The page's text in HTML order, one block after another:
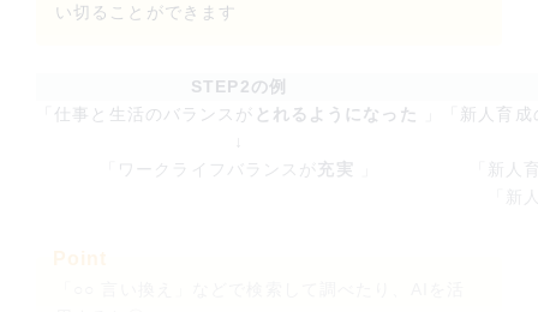
い切ることができます
STEP2の例
「仕事と生活のバランスが とれるようになった
「ワークライフバランスが 充実
「新人育
「新人
「新